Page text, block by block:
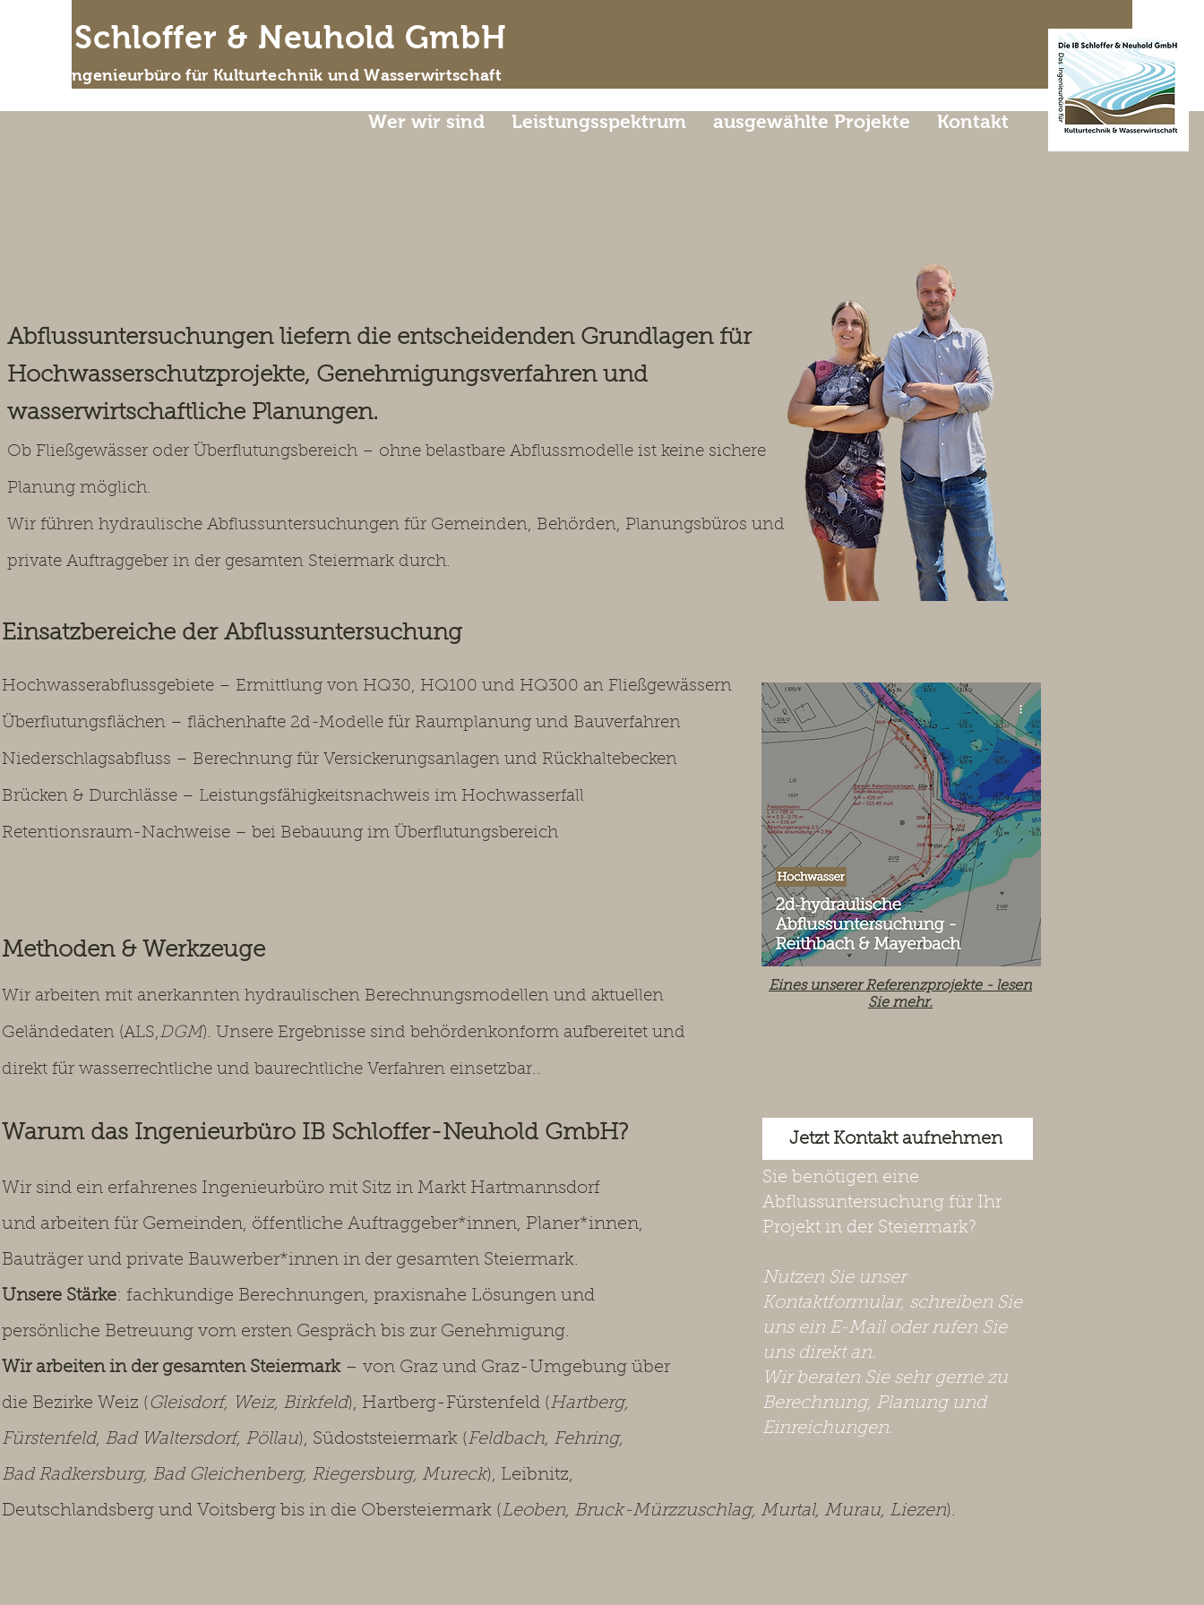
IB Schloffer & Neuhold GmbH
Das Ingenieurbüro für Kulturtechnik und Wasserwirtschaft
Wer wir sind Leistungsspektrum ausgewählte Projekte Kontakt
Abflussuntersuchungen liefern die entscheidenden Grundlagen für
Hochwasserschutzprojekte, Genehmigungsverfahren und
wasserwirtschaftliche Planungen.
Ob Fließgewässer oder Überflutungsbereich – ohne belastbare Abflussmodelle ist keine sichere
Planung möglich.
Wir führen hydraulische Abflussuntersuchungen für Gemeinden, Behörden, Planungsbüros und
private Auftraggeber in der gesamten Steiermark durch.
Einsatzbereiche der Abflussuntersuchung
Hochwasserabflussgebiete – Ermittlung von HQ30, HQ100 und HQ300 an Fließgewässern
Überflutungsflächen – flächenhafte 2d-Modelle für Raumplanung und Bauverfahren
Niederschlagsabfluss – Berechnung für Versickerungsanlagen und Rückhaltebecken
Brücken & Durchlässe – Leistungsfähigkeitsnachweis im Hochwasserfall
Retentionsraum-Nachweise – bei Bebauung im Überflutungsbereich
Methoden & Werkzeuge
Wir arbeiten mit anerkannten hydraulischen Berechnungsmodellen und aktuellen
Geländedaten (ALS,DGM). Unsere Ergebnisse sind behördenkonform aufbereitet und
direkt für wasserrechtliche und baurechtliche Verfahren einsetzbar..
Eines unserer Referenzprojekte - lesen
Sie mehr.
Jetzt Kontakt aufnehmen
Sie benötigen eine
Abflussuntersuchung für Ihr
Projekt in der Steiermark?
​Nutzen Sie unser
Kontaktformular, schreiben Sie
uns ein E-Mail oder rufen Sie
uns direkt an.
Wir beraten Sie sehr gerne zu
Berechnung, Planung und
Einreichungen.
Warum das Ingenieurbüro IB Schloffer-Neuhold GmbH?
Wir sind ein erfahrenes Ingenieurbüro mit Sitz in Markt Hartmannsdorf
und arbeiten für Gemeinden, öffentliche Auftraggeber*innen, Planer*innen,
Bauträger und private Bauwerber*innen in der gesamten Steiermark.
Unsere Stärke: fachkundige Berechnungen, praxisnahe Lösungen und
persönliche Betreuung vom ersten Gespräch bis zur Genehmigung.
Wir arbeiten in der gesamten Steiermark – von Graz und Graz-Umgebung über
die Bezirke Weiz ( Gleisdorf, Weiz, Birkfeld), Hartberg-Fürstenfeld (Hartberg,
Fürstenfeld, Bad Waltersdorf, Pöllau), Südoststeiermark (Feldbach, Fehring,
Bad Radkersburg, Bad Gleichenberg, Riegersburg, Mureck), Leibnitz,
Deutschlandsberg und Voitsberg bis in die Obersteiermark (Leoben, Bruck-Mürzzuschlag, Murtal, Murau, Liezen).